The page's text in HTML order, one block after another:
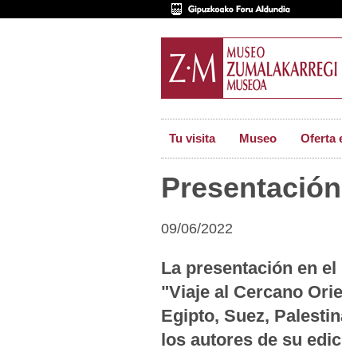
Tu visita Museo Oferta
09/06/2022
La presentación en
"Viaje al Cercano
Egipto, Suez,
los autores de su